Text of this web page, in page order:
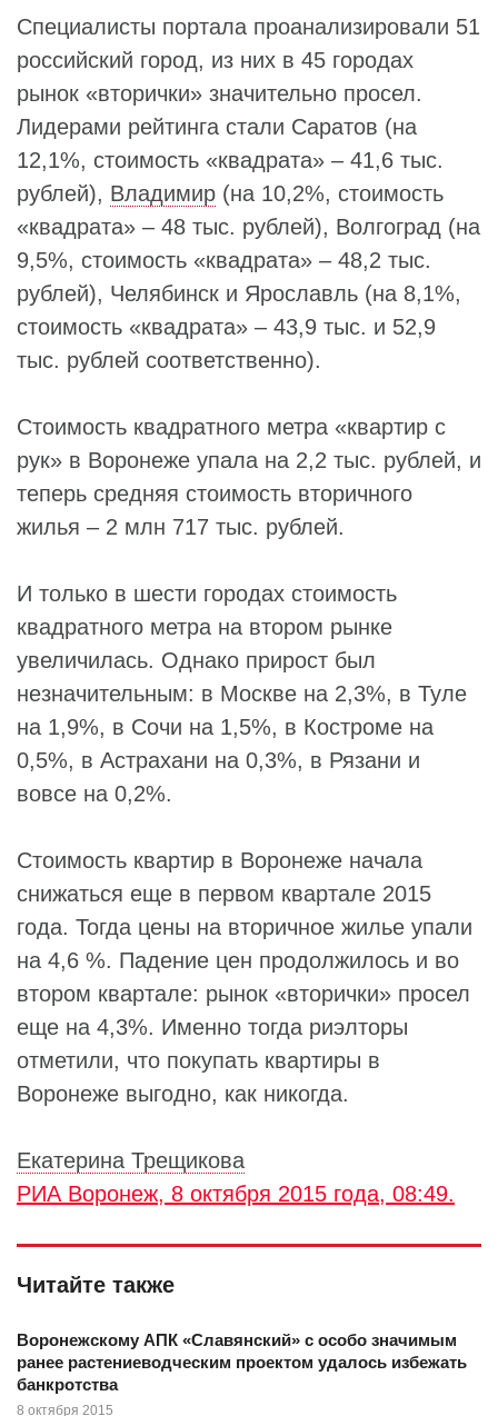
Специалисты портала проанализировали 51
российский город, из них в 45 городах
рынок «вторички» значительно просел.
Лидерами рейтинга стали Саратов (на
12,1%, стоимость «квадрата» – 41,6 тыс.
рублей), Владимир (на 10,2%, стоимость
«квадрата» – 48 тыс. рублей), Волгоград (на
9,5%, стоимость «квадрата» – 48,2 тыс.
рублей), Челябинск и Ярославль (на 8,1%,
стоимость «квадрата» – 43,9 тыс. и 52,9
тыс. рублей соответственно).
Стоимость квадратного метра «квартир с
рук» в Воронеже упала на 2,2 тыс. рублей, и
теперь средняя стоимость вторичного
жилья – 2 млн 717 тыс. рублей.
И только в шести городах стоимость
квадратного метра на втором рынке
увеличилась. Однако прирост был
незначительным: в Москве на 2,3%, в Туле
на 1,9%, в Сочи на 1,5%, в Костроме на
0,5%, в Астрахани на 0,3%, в Рязани и
вовсе на 0,2%.
Стоимость квартир в Воронеже начала
снижаться еще в первом квартале 2015
года. Тогда цены на вторичное жилье упали
на 4,6 %. Падение цен продолжилось и во
втором квартале: рынок «вторички» просел
еще на 4,3%. Именно тогда риэлторы
отметили, что покупать квартиры в
Воронеже выгодно, как никогда.
Екатерина Трещикова
РИА Воронеж, 8 октября 2015 года, 08:49.
Читайте также
Воронежскому АПК «Славянский» с особо значимым
ранее растениеводческим проектом удалось избежать
банкротства
8 октября 2015